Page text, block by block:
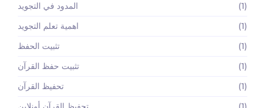
المدود في التجويد
(1)
اهمية تعلم التجويد
(1)
تثبيت الحفظ
(1)
تثبيت حفظ القرآن
(1)
تحفيظ القرآن
(1)